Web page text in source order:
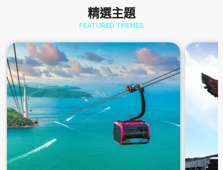
精選主題
FEATURED THEMES